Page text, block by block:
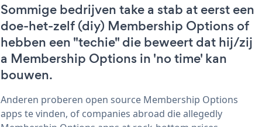
Sommige bedrijven take a stab at eerst een
doe-het-zelf (diy) Membership Options of
hebben een "techie" die beweert dat hij/zij
a Membership Options in 'no time' kan
bouwen.
Anderen proberen open source Membership Options
apps te vinden, of companies abroad die allegedly